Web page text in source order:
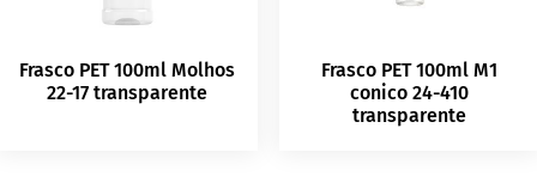
Frasco PET 100ml Molhos
22-17 transparente
Frasco PET 100ml M1
conico 24-410
transparente